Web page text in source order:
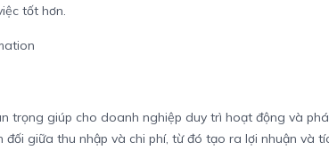
tốt hơn.
trọng giúp cho doanh nghiệp duy trì hoạt động và
giữa thu nhập và chi phí, từ đó tạo ra lợi nhuận và